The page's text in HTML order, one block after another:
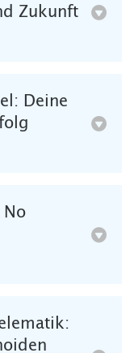
Zukunft
Deine